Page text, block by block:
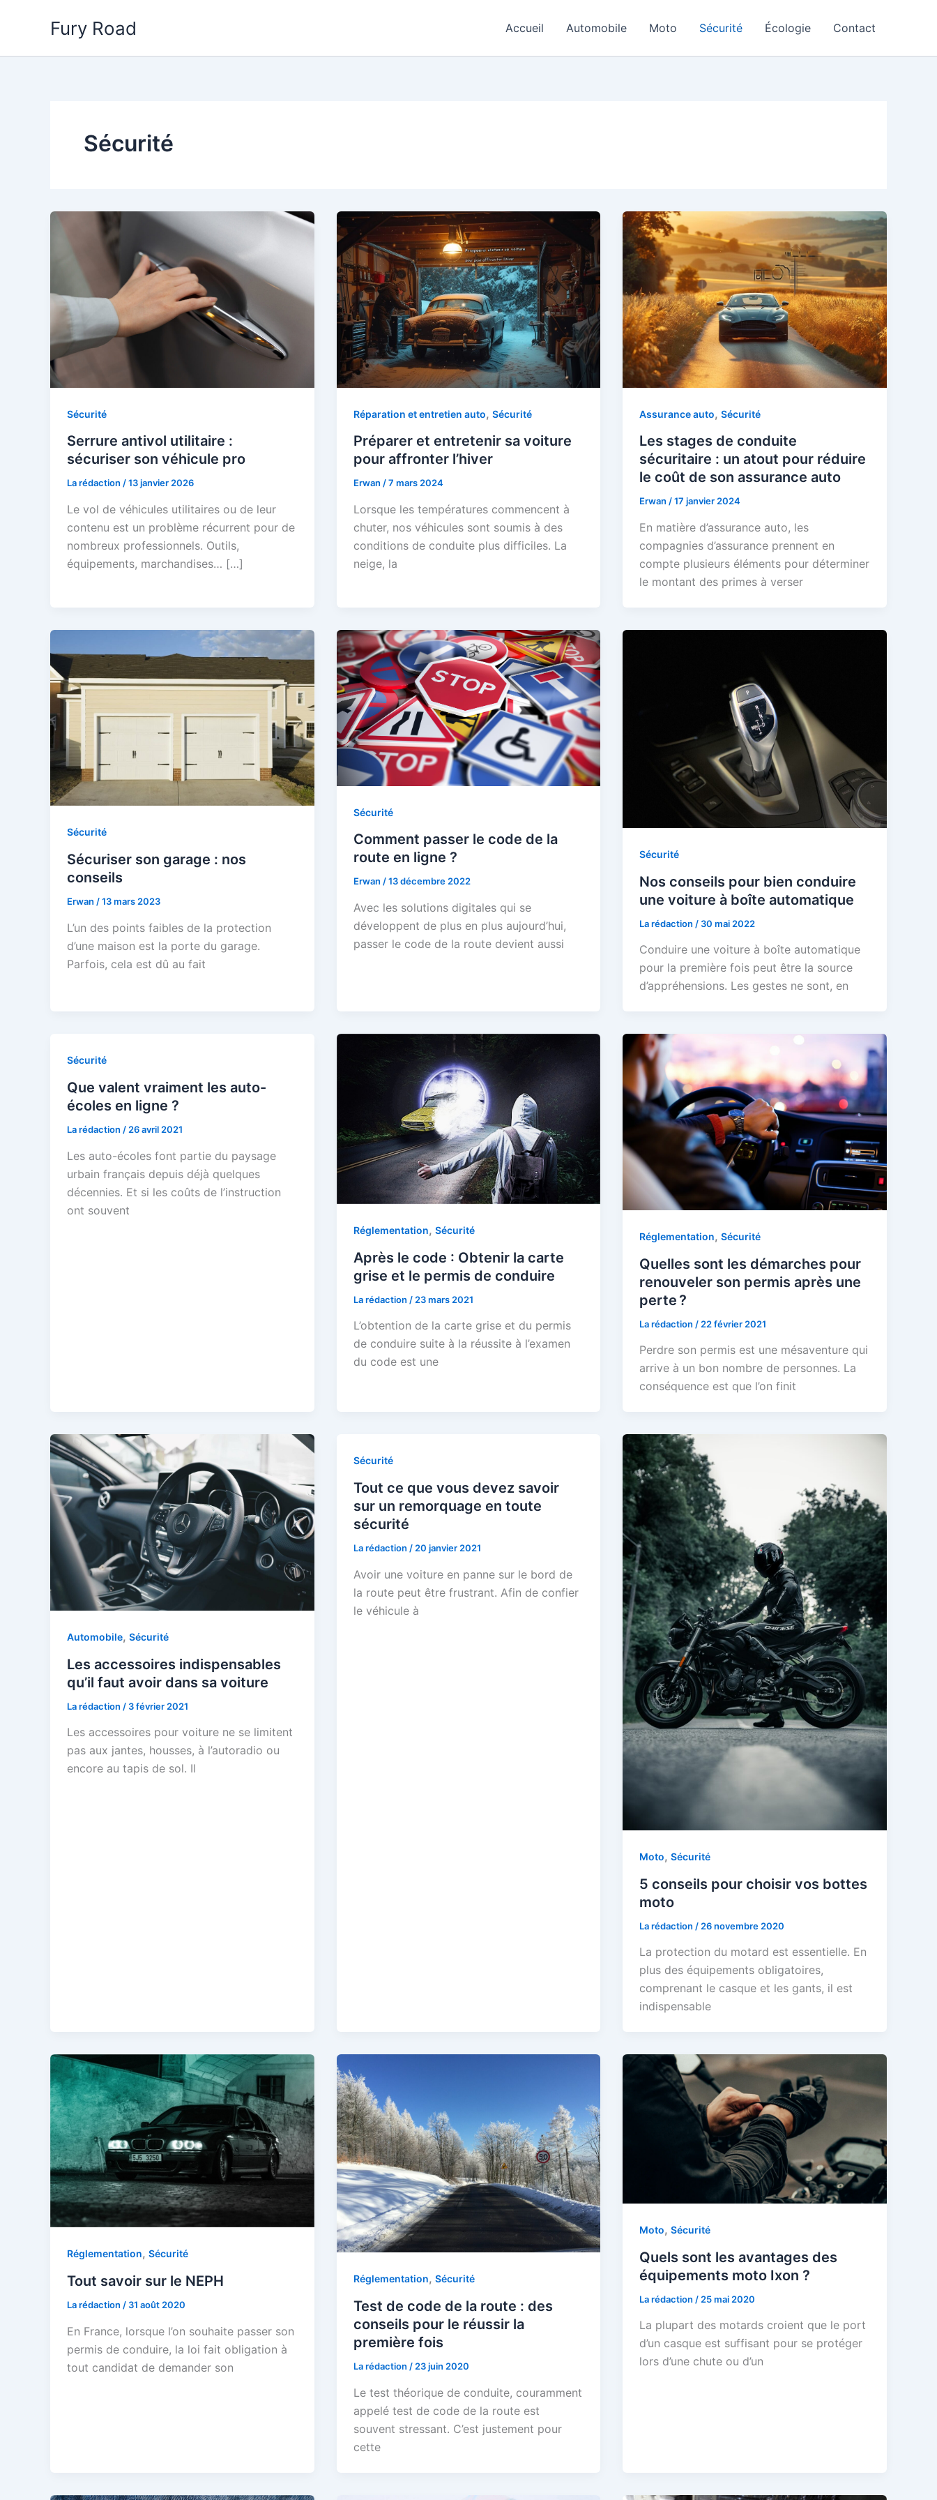
Fury Road Accueil Automobile Moto Sécurité Écologie Contact
Sécurité
Sécurité
Serrure antivol utilitaire :
sécuriser son véhicule pro
La rédaction /13 janvier 2026
Le vol de véhicules utilitaires ou de leur
contenu est un problème récurrent pour de
nombreux professionnels. Outils,
équipements, marchandises… […]
Réparation et entretien auto, Sécurité
Préparer et entretenir sa voiture
pour affronter l’hiver
Erwan /7 mars 2024
Lorsque les températures commencent à
chuter, nos véhicules sont soumis à des
conditions de conduite plus difficiles. La
neige, la
Assurance auto,Sécurité
Les stages de conduite
sécuritaire : un atout pour réduire
le coût de son assurance auto
Erwan/17 janvier 2024
En matière d’assurance auto, les
compagnies d’assurance prennent en
compte plusieurs éléments pour déterminer
le montant des primes à verser
Sécurité
Sécuriser son garage : nos
conseils
Erwan /13 mars 2023
L’un des points faibles de la protection
d’une maison est la porte du garage.
Parfois, cela est dû au fait
Sécurité
Comment passer le code de la
route en ligne ?
Erwan /13 décembre 2022
Avec les solutions digitales qui se
développent de plus en plus aujourd’hui,
passer le code de la route devient aussi
Sécurité
Nos conseils pour bien conduire
une voiture à boîte automatique
La rédaction / 30 mai 2022
Conduire une voiture à boîte automatique
pour la première fois peut être la source
d’appréhensions. Les gestes ne sont, en
Sécurité
Que valent vraiment les auto-
écoles en ligne ?
La rédaction / 26 avril 2021
Les auto-écoles font partie du paysage
urbain français depuis déjà quelques
décennies. Et si les coûts de l’instruction
ont souvent
Réglementation, Sécurité
Après le code : Obtenir la carte
grise et le permis de conduire
La rédaction / 23 mars 2021
L’obtention de la carte grise et du permis
de conduire suite à la réussite à l’examen
du code est une
Réglementation,Sécurité
Quelles sont les démarches pour
renouveler son permis après une
perte ?
La rédaction / 22 février 2021
Perdre son permis est une mésaventure qui
arrive à un bon nombre de personnes. La
conséquence est que l’on finit
Automobile, Sécurité
Les accessoires indispensables
qu’il faut avoir dans sa voiture
La rédaction / 3 février 2021
Les accessoires pour voiture ne se limitent
pas aux jantes, housses, à l’autoradio ou
encore au tapis de sol. Il
Sécurité
Tout ce que vous devez savoir
sur un remorquage en toute
sécurité
La rédaction / 20 janvier 2021
Avoir une voiture en panne sur le bord de
la route peut être frustrant. Afin de confier
le véhicule à
Moto,Sécurité
5 conseils pour choisir vos bottes
moto
La rédaction / 26 novembre 2020
La protection du motard est essentielle. En
plus des équipements obligatoires,
comprenant le casque et les gants, il est
indispensable
Réglementation, Sécurité
Tout savoir sur le NEPH
La rédaction / 31 août 2020
En France, lorsque l’on souhaite passer son
permis de conduire, la loi fait obligation à
tout candidat de demander son
Réglementation, Sécurité
Test de code de la route : des
conseils pour le réussir la
première fois
La rédaction / 23 juin 2020
Le test théorique de conduite, couramment
appelé test de code de la route est
souvent stressant. C’est justement pour
cette
Moto,Sécurité
Quels sont les avantages des
équipements moto Ixon ?
La rédaction / 25 mai 2020
La plupart des motards croient que le port
d’un casque est suffisant pour se protéger
lors d’une chute ou d’un